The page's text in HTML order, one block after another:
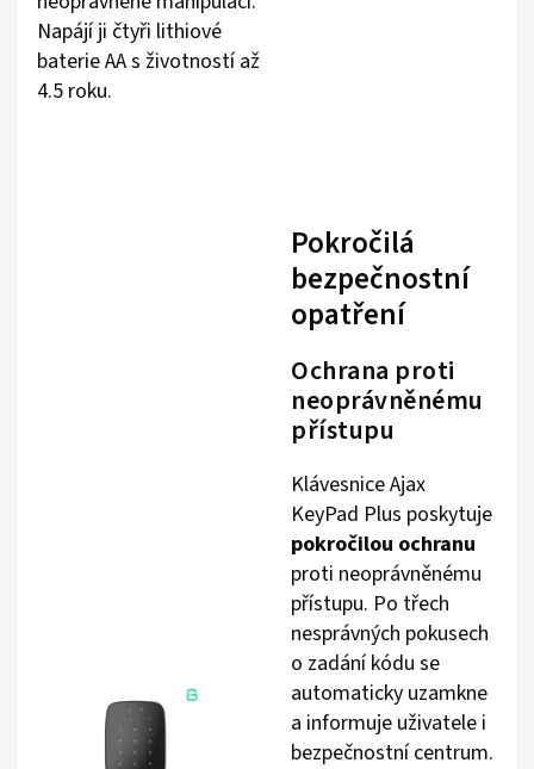
Napájí ji čtyři lithiové
baterie AA s životností až
4.5 roku.
Pokročilá
bezpečnostní
opatření
Ochrana proti
neoprávněnému
přístupu
Klávesnice Ajax
KeyPad Plus poskytuje
pokročilou ochranu
proti neoprávněnému
přístupu. Po třech
nesprávných pokusech
o zadání kódu se
automaticky uzamkne
a informuje uživatele i
bezpečnostní centrum.